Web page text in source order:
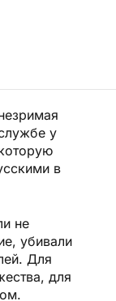
у
в
не
убивали
Для
для